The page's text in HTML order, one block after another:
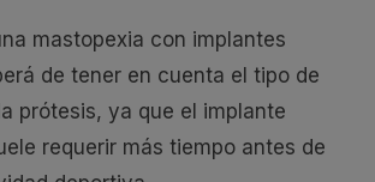
mastopexia con implantes
de tener en cuenta el tipo de
prótesis, ya que el implante
requerir más tiempo antes de